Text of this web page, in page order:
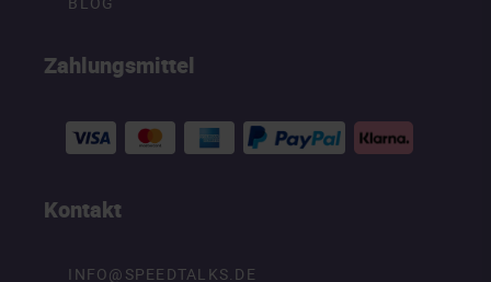
Zahlungsmittel
Kontakt
INFO@SPEEDTALKS.DE